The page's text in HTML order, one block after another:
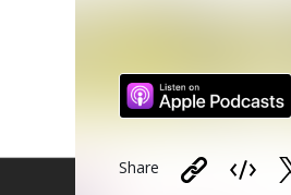
Share